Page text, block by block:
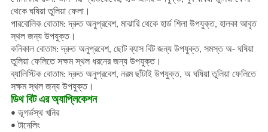
থেকে ঘষিয়া তুলিয়া ফেলা।
পারবোলিক বোতাম: দ্রুত অনুপ্রবেশ, মাঝারি থেকে হার্ড শিলা উপযুক্ত, হালকা আবৃত
স্থল জন্য উপযুক্ত।
কনিকাল বোতাম: দ্রুত অনুপ্রবেশ, ছোট ব্যাস বিট জন্য উপযুক্ত, সমস্ত অ- ঘষিয়া
তুলিয়া ফেলিতে সক্ষম স্থল ধরনের জন্য উপযুক্ত।
ব্যালিস্টিক বোতাম: দ্রুত অনুপ্রবেশ, নরম ছাঁটাই উপযুক্ত, অ ঘষিয়া তুলিয়া ফেলিতে
সক্ষম স্থল জন্য উপযুক্ত।
ডিথ বিট এর অ্যাপ্লিকেশন
• ভূগর্ভস্থ খনির
• টানেলিং